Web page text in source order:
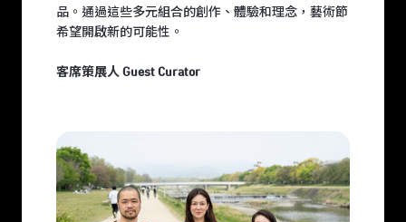
品。通過這些多元組合的創作、體驗和理念，藝術節
希望開啟新的可能性。
客席策展人 Guest Curator